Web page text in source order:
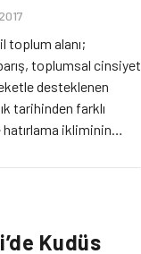
toplum alanı;
toplumsal cinsiyet
desteklenen
tarihinden farklı
ikliminin
destek, tekçi
yeni bir […]
Kudüs